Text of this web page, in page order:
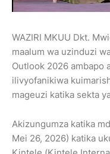
WAZIRI MKUU Dkt.
maalum wa uzinduzi
Outlook 2026 ambapo
ilivyofanikiwa
mageuzi katika sekta
Akizungumza katika
Mei 26, 2026) katika